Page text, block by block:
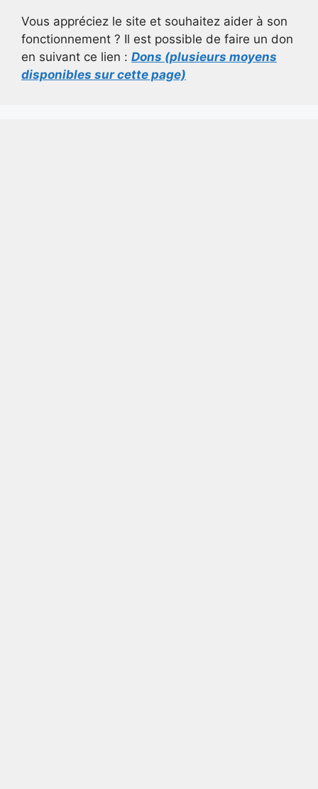
Vous appréciez le site et souhaitez aider à son
fonctionnement ? Il est possible de faire un don
en suivant ce lien : Dons (plusieurs moyens
disponibles sur cette page)